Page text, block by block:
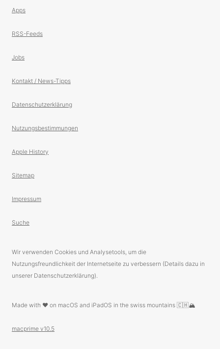
Apps
RSS-Feeds
Jobs
Kontakt / News-Tipps
Datenschutzerklärung
Nutzungsbestimmungen
Apple History
Sitemap
Impressum
Suche
Wir verwenden Cookies und Analysetools, um die
Nutzungsfreundlichkeit der Internetseite zu verbessern (Details dazu in
unserer Datenschutzerklärung).
Made with ❤️ on macOS and iPadOS in the swiss mountains 🇨🇭🏔
macprime v10.5